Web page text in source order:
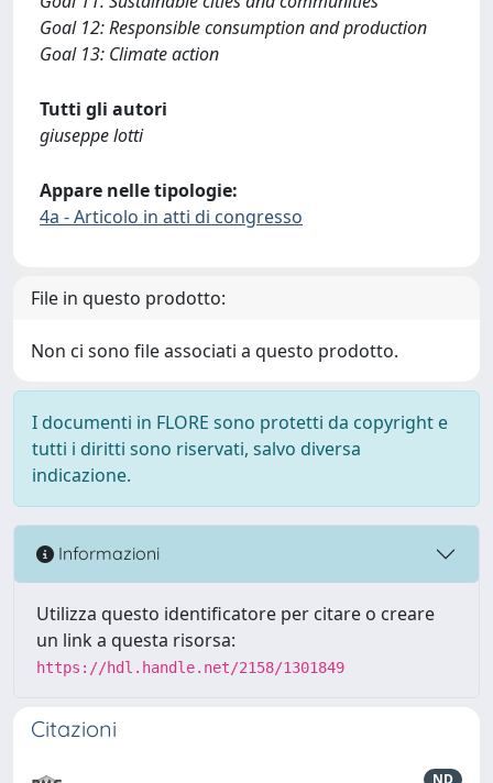
Goal 12: Responsible consumption and production
Goal 13: Climate action
Tutti gli autori
giuseppe lotti
Appare nelle tipologie:
4a - Articolo in atti di congresso
File in questo prodotto:
Non ci sono file associati a questo prodotto.
I documenti in FLORE sono protetti da copyright e
tutti i diritti sono riservati, salvo diversa
indicazione.
Informazioni
Utilizza questo identificatore per citare o creare
un link a questa risorsa:
https://hdl.handle.net/2158/1301849
Citazioni